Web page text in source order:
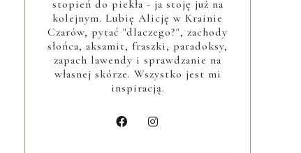
stopień do piekła - ja stoję już na
kolejnym. Lubię Alicję w Krainie
Czarów, pytać "dlaczego?", zachody
słońca, aksamit, fraszki, paradoksy,
zapach lawendy i sprawdzanie na
własnej skórze. Wszystko jest mi
inspiracją.